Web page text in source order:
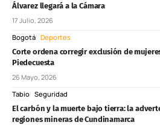
Álvarez llegará a la Cámara
17 Julio, 2026
Bogotá Deportes
Corte ordena corregir exclusión de
Piedecuesta
26 Mayo, 2026
Tabio Seguridad
El carbón y la muerte bajo tierra: la
regiones mineras de Cundinamarca